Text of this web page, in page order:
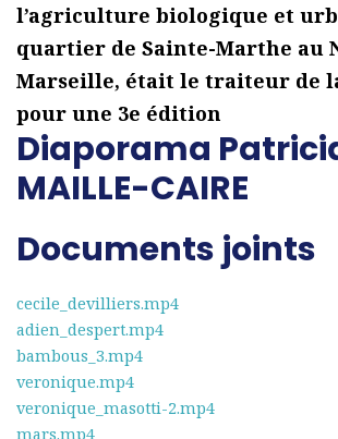
l’agriculture biologique et
quartier de Sainte-Marthe au
Marseille, était le traiteur de
pour une 3e édition
Diaporama
MAILLE-CAIRE
Documents joints
cecile_devilliers.mp4
adien_despert.mp4
bambous_3.mp4
veronique.mp4
veronique_masotti-2.mp4
mars.mp4